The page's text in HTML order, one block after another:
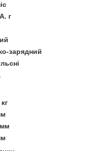
г
зарядний